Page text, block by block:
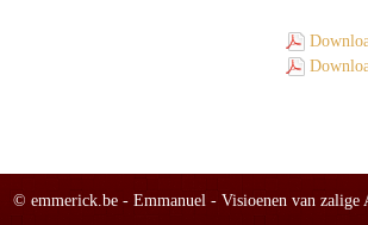
© emmerick.be - Emmanuel - Visioenen van zalige